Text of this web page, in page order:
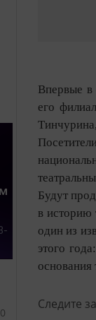
0
Впервые в
его
Будут
в историю
один из
этого
основания
Следите